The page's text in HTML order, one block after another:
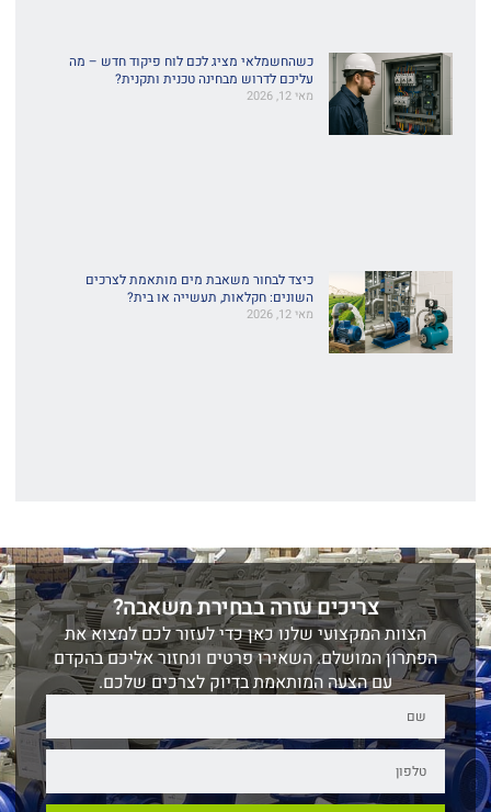
כשהחשמלאי מציג לכם לוח פיקוד חדש – מה
עליכם לדרוש מבחינה טכנית ותקנית?
מאי 12, 2026
כיצד לבחור משאבת מים מותאמת לצרכים
השונים: חקלאות, תעשייה או בית?
מאי 12, 2026
צריכים עזרה בבחירת משאבה?
הצוות המקצועי שלנו כאן כדי לעזור לכם למצוא את
הפתרון המושלם. השאירו פרטים ונחזור אליכם בהקדם
עם הצעה המותאמת בדיוק לצרכים שלכם.